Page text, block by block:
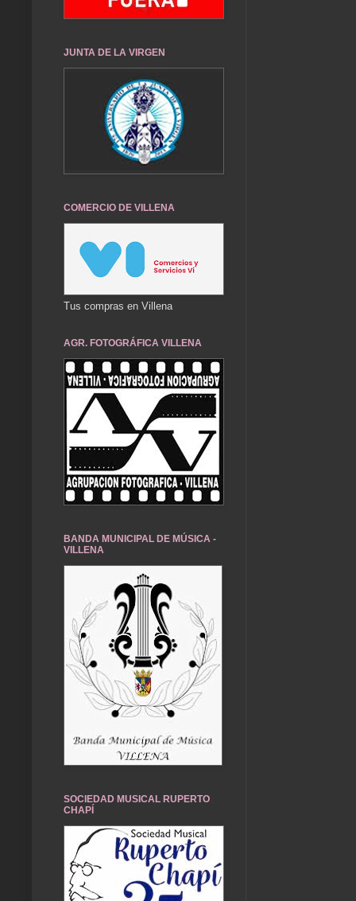
JUNTA DE LA VIRGEN
COMERCIO DE VILLENA
Tus compras en Villena
AGR. FOTOGRÁFICA VILLENA
BANDA MUNICIPAL DE MÚSICA -
VILLENA
SOCIEDAD MUSICAL RUPERTO
CHAPÍ